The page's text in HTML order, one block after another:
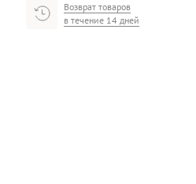
Возврат товаров
в течение 14 дней